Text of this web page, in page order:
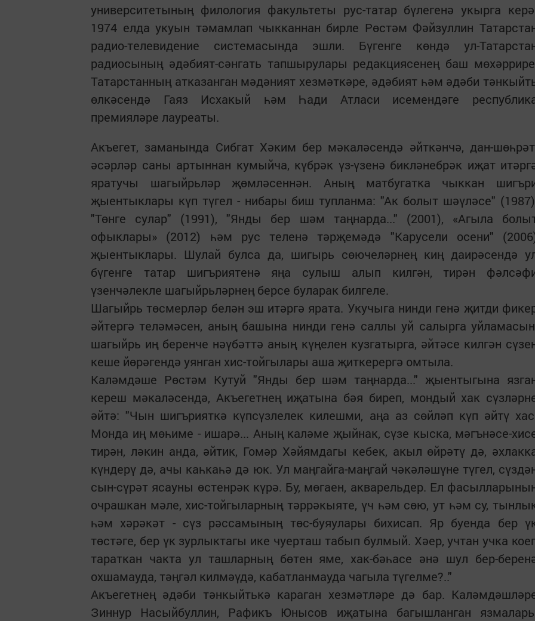
университетының филология факультеты рус-татар бүлегенә укырга
1974 елда укуын тәмамлап чыкканнан бирле Рөстәм Фәйзуллин
радио-телевидение системасында эшли. Бүгенге көндә ул-
радиосының әдәбият-сәнгать тапшырулары редакциясенең баш
Татарстанның атказанган мәдәният хезмәткәре, әдәбият һәм әдәби
өлкәсендә Гаяз Исхакый һәм Һади Атласи исемендәге
премияләре лауреаты.
Акъегет, заманында Сибгат Хәким бер мәкаләсендә әйткәнчә, дан-
әсәрләр саны артыннан кумыйча, күбрәк үз-үзенә бикләнебрәк иҗат
яратучы шагыйрьләр җөмләсеннән. Аның матбугатка чыккан
җыентыклары күп түгел - нибары биш тупланма: "Ак болыт шәүләсе"
"Төнге сулар" (1991), "Янды бер шәм таңнарда..." (2001), «Агыла
офыклары» (2012) һәм рус теленә тәрҗемәдә "Карусели осени"
җыентыклары. Шулай булса да, шигырь сөючеләрнең киң даирәсендә
бүгенге татар шигъриятенә яңа сулыш алып килгән, тирән
үзенчәлекле шагыйрьләрнең берсе буларак билгеле.
Шагыйрь төсмерләр белән эш итәргә ярата. Укучыга нинди генә җитди
әйтергә теләмәсен, аның башына нинди генә саллы уй салырга
шагыйрь иң беренче нәүбәттә аның күңелен кузгатырга, әйтәсе килгән
кеше йөрәгендә уянган хис-тойгылары аша җиткерергә омтыла.
Каләмдәше Рөстәм Кутуй "Янды бер шәм таңнарда..." җыентыгына
кереш мәкаләсендә, Акъегетнең иҗатына бәя биреп, мондый хак
әйтә: "Чын шигърияткә күпсүзлелек килешми, аңа аз сөйләп күп әйтү
Монда иң мөһиме - ишарә... Аның каләме җыйнак, сүзе кыска, мәгънәсе-
тирән, ләкин анда, әйтик, Гомәр Хәйямдагы кебек, акыл өйрәтү дә,
күндерү дә, ачы каһкаһә дә юк. Ул маңгайга-маңгай чәкәләшүне түгел,
сын-сүрәт ясауны өстенрәк күрә. Бу, мөгаен, акварельдер. Ел
очрашкан мәле, хис-тойгыларның тәррәкыяте, үч һәм сөю, ут һәм су,
һәм хәрәкәт - сүз рәссамының төс-буяулары бихисап. Яр буенда бер
төстәге, бер үк зурлыктагы ике чуерташ табып булмый. Хәер, учтан учка
тараткан чакта ул ташларның бөтен яме, хак-бәһасе әнә шул бер-
охшамауда, тәңгәл килмәүдә, кабатланмауда чагыла түгелме?.."
Акъегетнең әдәби тәнкыйтькә караган хезмәтләре дә бар.
Зиннур Насыйбуллин, Рафикъ Юнысов иҗатына багышланган